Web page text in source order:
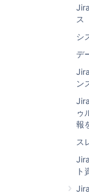
ス
シ
デ
ン
ゥ
報
ス
ト
リケーショ
視したり、
す。これに
化方法につ
Jira で
JMX
Jira
トリ
次のテーブ
(MBeans)